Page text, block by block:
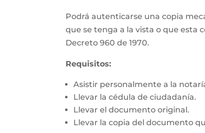
Podrá autenticarse una copia
que se tenga a la vista o que
Decreto 960 de 1970.
Requisitos:
Asistir personalmente a la
Llevar la cédula de ciudadanía.
Llevar el documento original.
Llevar la copia del documento